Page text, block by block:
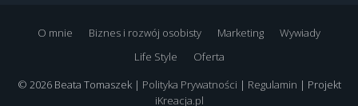
O mnie Biznes i rozwój osobisty Marketing
Wywiady
Life Style
Oferta
© 2026 Beata Tomaszek | Polityka Prywatności | Regulamin | Projekt
iKreacja.pl